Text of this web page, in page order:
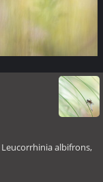
Leucorrhinia albifrons,